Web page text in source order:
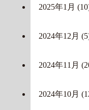
2025年1月
2024年12月
2024年11月
2024年10月